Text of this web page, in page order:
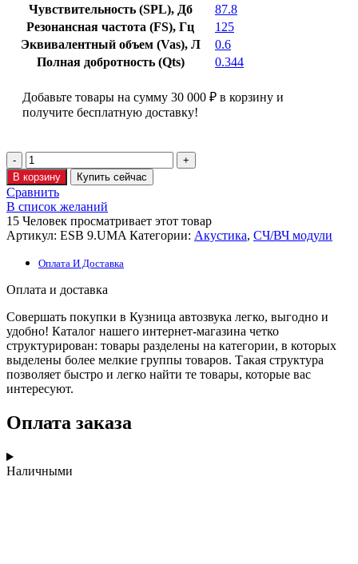
Чувствительность (SPL), Дб
87.8
Резонансная частота (FS), Гц
125
Эквивалентный объем (Vas), Л
0.6
Полная добротность (Qts)
0.344
Добавьте товары на сумму 30 000 ₽ в корзину и
получите бесплатную доставку!
Количество
товара
ESB
9.UMA
В корзину Купить сейчас
Сравнить
В список желаний
15 Человек просматривает этот товар
Артикул: ESB 9.UMA Категории: Акустика, CЧ/ВЧ модули
Оплата И Доставка
Оплата и доставка
Совершать покупки в Кузница автозвука легко, выгодно и
удобно! Каталог нашего интернет-магазина четко
структурирован: товары разделены на категории, в которых
выделены более мелкие группы товаров. Такая структура
позволяет быстро и легко найти те товары, которые вас
интересуют.
Оплата заказа
Наличными